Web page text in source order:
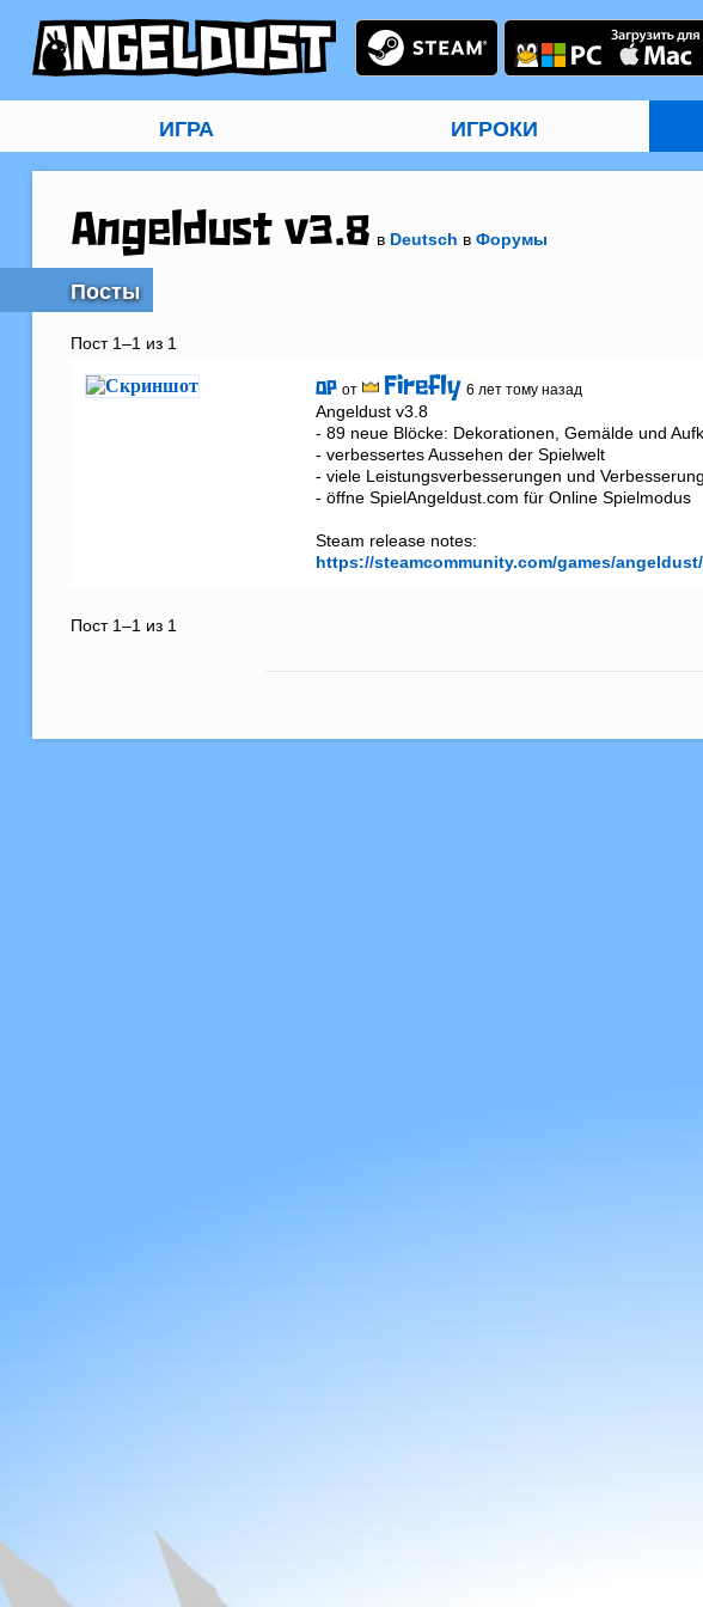
ИГРА ИГРОКИ
Angeldust v3.8 в Deutsch в Форумы
Посты
Пост 1–1 из 1
OP от Firefly 6 лет тому назад
Angeldust v3.8
- 89 neue Blöcke: Dekorationen, Gemälde und
- verbessertes Aussehen der Spielwelt
- viele Leistungsverbesserungen und
- öffne SpielAngeldust.com für Online Spielmodus
https://steamcommunity.com/games/
Пост 1–1 из 1